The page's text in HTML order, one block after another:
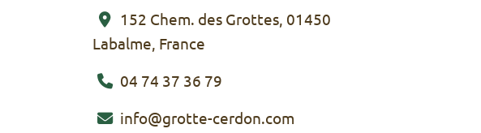
152 Chem. des Grottes, 01450
Labalme, France
04 74 37 36 79
info@grotte-cerdon.com